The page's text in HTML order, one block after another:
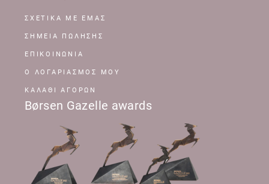
ΣΧΕΤΙΚΆ ΜΕ ΕΜΆΣ
ΣΗΜΕΊΑ ΠΏΛΗΣΗΣ
ΕΠΙΚΟΙΝΩΝΊΑ
Ο ΛΟΓΑΡΙΑΣΜΌΣ ΜΟΥ
ΚΑΛΆΘΙ ΑΓΟΡΏΝ
Børsen Gazelle awards